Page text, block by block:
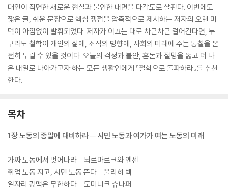
대인이 직면한 새로운 현실과 불안한 내면을 다각도로 살핀다. 이번에도
짧은 글, 쉬운 문장으로 핵심 쟁점을 압축적으로 제시하는 저자의 오랜 미
덕이 아낌없이 발휘되었다. 저자가 이끄는 대로 차근차근 걸어간다면, 누
구라도 철학이 개인의 삶에, 조직의 방향에, 사회의 미래에 주는 통찰을 온
전히 누릴 수 있을 것이다. 오늘의 걱정과 불안, 혼돈과 절망을 뚫고 더 나
은 내일로 나아가고자 하는 모든 생활인에게 『철학으로 돌파하라』를 추천
한다.
목차
1장 노동의 종말에 대비하라 ─ 시민 노동과 여가가 여는 노동의 미래
가짜 노동에서 벗어나라 - 뇌르마르크와 옌센
취업 노동 지고, 시민 노동 뜬다 - 울리히 벡
일자리 광맥은 무한하다 - 도미니크 슈나퍼